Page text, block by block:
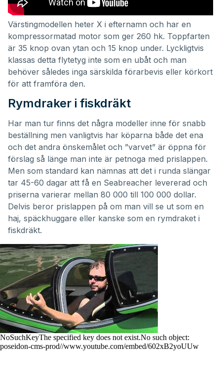
Värstingmodellen heter X i efternamn och har en
kompressormatad motor som ger 260 hk. Toppfarten
är 35 knop ovan ytan och 15 knop under. Lyckligtvis
klassas detta flytetyg inte som en ubåt och man
behöver således inga särskilda förarbevis eller körkort
för att framföra den.
Rymdraker i fiskdräkt
Har man tur finns det några modeller inne för snabb
beställning men vanligtvis har köparna både det ena
och det andra önskemålet och ”varvet” är öppna för
förslag så länge man inte är petnoga med prislappen.
Men som standard kan nämnas att det i runda slängar
tar 45-60 dagar att få en Seabreacher levererad och
priserna varierar mellan 80 000 till 100 000 dollar.
Delvis beror prislappen på om man vill se ut som en
haj, späckhuggare eller kanske som en rymdraket i
fiskdräkt.